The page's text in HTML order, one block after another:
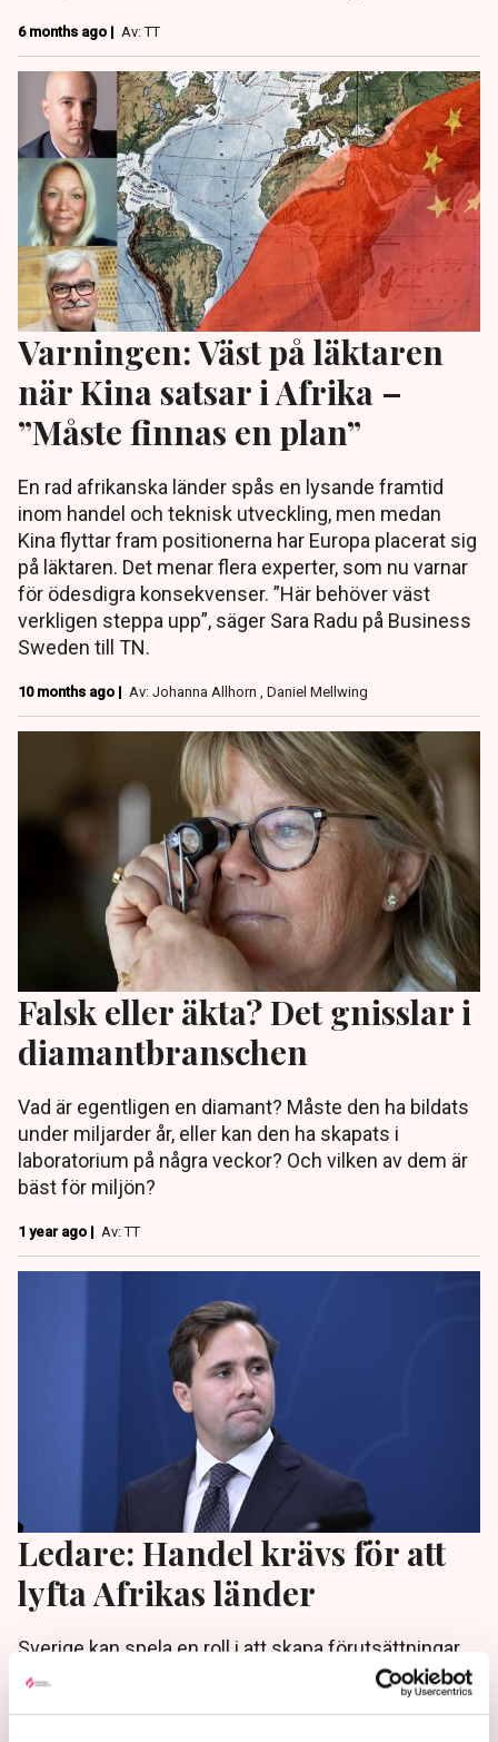
6 months ago | Av: TT
Varningen: Väst på läktaren
när Kina satsar i Afrika –
”Måste finnas en plan”
En rad afrikanska länder spås en lysande framtid
inom handel och teknisk utveckling, men medan
Kina flyttar fram positionerna har Europa placerat sig
på läktaren. Det menar flera experter, som nu varnar
för ödesdigra konsekvenser. ”Här behöver väst
verkligen steppa upp”, säger Sara Radu på Business
Sweden till TN.
10 months ago | Av: Johanna Allhorn , Daniel Mellwing
Falsk eller äkta? Det gnisslar i
diamantbranschen
Vad är egentligen en diamant? Måste den ha bildats
under miljarder år, eller kan den ha skapats i
laboratorium på några veckor? Och vilken av dem är
bäst för miljön?
1 year ago | Av: TT
Ledare: Handel krävs för att
lyfta Afrikas länder
Sverige kan spela en roll i att skapa förutsättningar
för handel, entreprenörskap och innovation i Afrikas
länder. Det skriver Erik Zsiga på Dagens industris